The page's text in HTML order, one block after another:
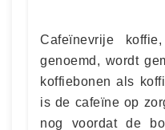
Cafeïnevrije
genoemd, wordt
koffiebonen als
is de cafeïne op
nog voordat de